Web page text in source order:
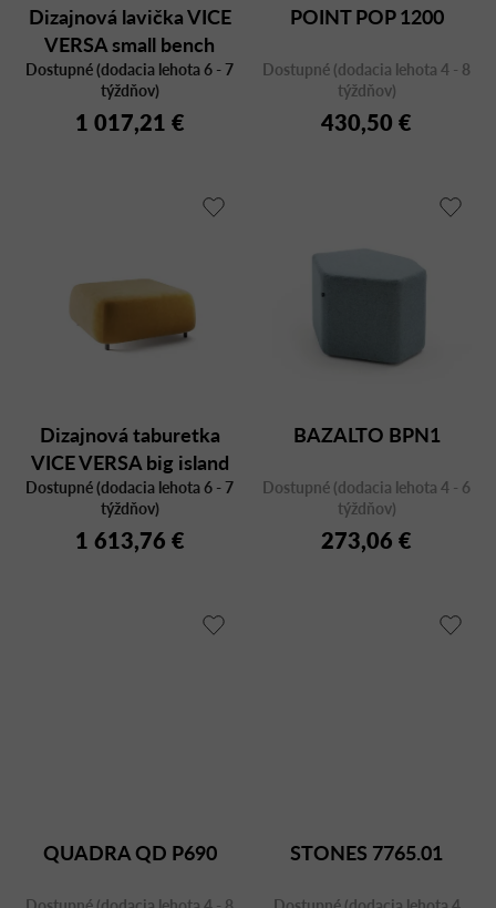
Dizajnová lavička VICE
VERSA small bench
Dostupné (dodacia lehota 6 - 7
týždňov)
1 017,21 €
POINT POP 1200
Dostupné (dodacia lehota 4 - 8
týždňov)
430,50 €
Dizajnová taburetka
VICE VERSA big island
Dostupné (dodacia lehota 6 - 7
týždňov)
1 613,76 €
BAZALTO BPN1
Dostupné (dodacia lehota 4 - 6
týždňov)
273,06 €
QUADRA QD P690 STONES 7765.01